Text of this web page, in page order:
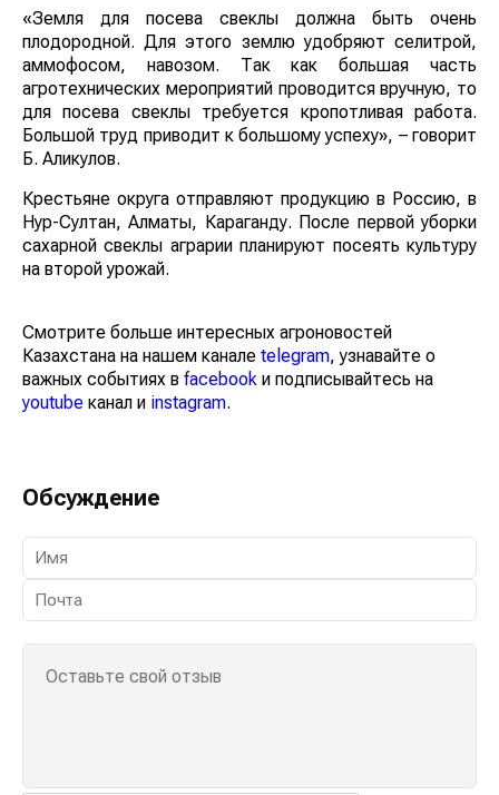
«Земля для посева свеклы должна быть очень
плодородной. Для этого землю удобряют селитрой,
аммофосом, навозом. Так как большая часть
агротехнических мероприятий проводится вручную, то
для посева свеклы требуется кропотливая работа.
Большой труд приводит к большому успеху», – говорит
Б. Аликулов.
Крестьяне округа отправляют продукцию в Россию, в
Нур-Султан, Алматы, Караганду. После первой уборки
сахарной свеклы аграрии планируют посеять культуру
на второй урожай.
Смотрите больше интересных агроновостей
Казахстана на нашем канале telegram, узнавайте о
важных событиях в facebook и подписывайтесь на
youtube канал и instagram.
Обсуждение